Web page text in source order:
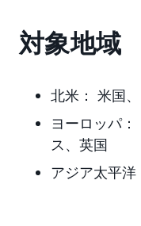
対象地域
北米： 米国
ヨーロッパ：
ス、英国
アジア太平洋